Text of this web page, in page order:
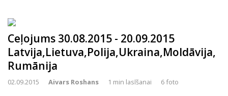
Ceļojums 30.08.2015 - 20.09.2015
Latvija,Lietuva,Polija,Ukraina,Moldāvija,
Rumānija
02.09.2015 Aivars Roshans 1 min lasīšanai 6 foto